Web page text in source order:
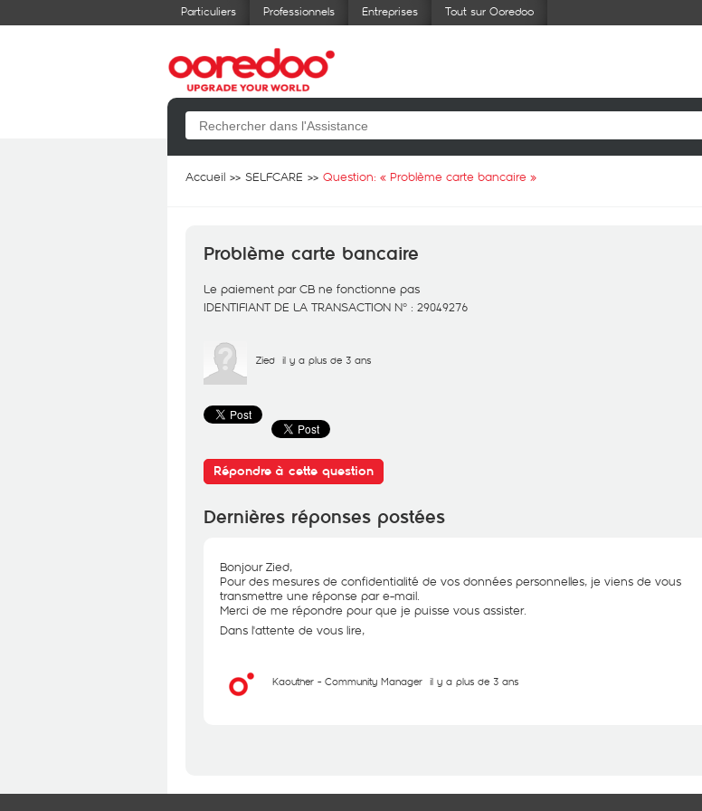
Particuliers Professionnels Entreprises Tout sur Ooredoo
Accueil SELFCARE Question: « Problème carte bancaire »
Problème carte bancaire
Le paiement par CB ne fonctionne pas
IDENTIFIANT DE LA TRANSACTION N° : 29049276
Zied il y a plus de 3 ans
Répondre à cette question
Dernières réponses postées
Bonjour Zied,
Pour des mesures de confidentialité de vos données personnelles, je viens de vous
transmettre une réponse par e-mail.
Merci de me répondre pour que je puisse vous assister.
Dans l'attente de vous lire,
Kaouther - Community Manager il y a plus de 3 ans